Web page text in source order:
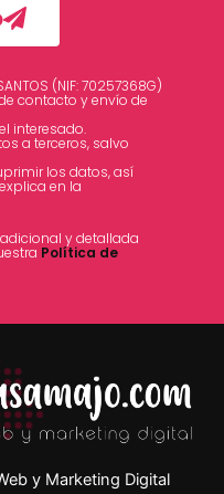
(NIF: 70257368G)
contacto y envío de
interesado.
a terceros, salvo
los datos, así
en la
y detallada
Política de
y Marketing Digital